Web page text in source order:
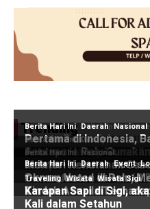
Trending